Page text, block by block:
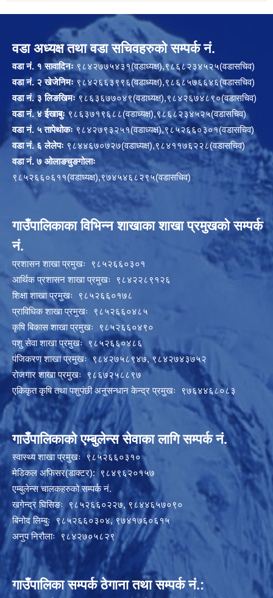
वडा अध्यक्ष तथा वडा सचिवहरुको सम्पर्क नं.
वडा नं. १ सावादिनः ९८४२७७५४३१(वडाध्यक्ष),९८६८२३४५२५(वडासचिव)
वडा नं. २ खेजेनिमः९८४२६६३९९६(वडाध्यक्ष),९८६८५७६६४६(वडासचिव)
वडा नं. ३ लिङखिमः९८६३६७७०४९(वडाध्यक्ष),९८४२६७४८९०(वडासचिव)
वडा नं. ४ ईखाबुः९८६३७१९६८८(वडाध्यक्ष),९८६८२३४५२५(वडासचिव)
वडा नं. ५ तापेथोकः ९८४२७९३२५१(वडाध्यक्ष),९८५२६६०३०१(वडासचिव)
वडा नं. ६ लेलेपः ९८४४६७०७२७(वडाध्यक्ष),९८४११७६२२८(वडासचिव)
वडा नं. ७ ओलाङचुङगोलाः
९८५२६६०६११(वडाध्यक्ष),९७४५४६८२९५(वडासचिव)
गाउँपालिकाका विभिन्न शाखाका शाखा प्रमुखको सम्पर्क
नं.
प्रशासन शाखा प्रमुखः ९८५२६६०३०१
आर्थिक प्रशासन शाखा प्रमुखः ९८४२२८९१२६
शिक्षा शाखा प्रमुखः ९८५२६६०१७८
प्राविधिक शाखा प्रमुखः ९८५२६६०४८५
कृषि बिकास शाखा प्रमुखः ९८५२६६०४९०
पशु सेवा शाखा प्रमुखः ९८५२६६०४८६
पंजिकरण शाखा प्रमुखः ९८४२७५८९४७, ९८४२७४३७५२
रोजगार शाखा प्रमुखः ९८६७२५८८९७
एकिकृत कृषि तथा पशुपंछी अनुसन्धान केन्द्र प्रमुखः ९७६४४६८०८३
गाउँपालिकाको एम्बुलेन्स सेवाका लागि सम्पर्क नं.
स्वास्थ्य शाखा प्रमुखः ९८५२६६०३१०
मेडिकल अफिसर(डाक्टर): ९८४९६२०१५७
एम्बुलेन्स चालकहरुको सम्पर्क नं.
खगेन्द्र घिसिङः ९८५२६६०२२७, ९८४४६५७०९०
बिनोद लिम्बुः ९८५२६६०३०४, ९७४१७६०६१५
अनुप निरौलाः ९८४२७०५८२९
गाउँपालिका सम्पर्क ठेगाना तथा सम्पर्क नं.: